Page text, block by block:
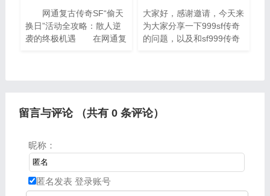
网通复古传奇SF“偷天
换日”活动全攻略：散人逆
袭的终极机遇 在网通复
大家好，感谢邀请，今天来
为大家分享一下999sf传奇
的问题，以及和sf999传奇
留言与评论 （共有 0条评论）
昵称：
匿名发表 登录账号